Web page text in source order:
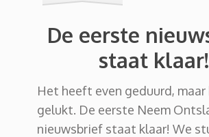
De eerste
staat klaar!
Het heeft even geduurd, maar
gelukt. De eerste Neem
nieuwsbrief staat klaar! We